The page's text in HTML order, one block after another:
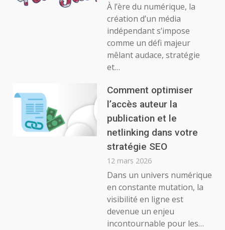
À l’ère du numérique, la
création d’un média
indépendant s’impose
comme un défi majeur
mêlant audace, stratégie
et…
Comment optimiser
l’accès auteur la
publication et le
netlinking dans votre
stratégie SEO
12 mars 2026
Dans un univers numérique
en constante mutation, la
visibilité en ligne est
devenue un enjeu
incontournable pour les…